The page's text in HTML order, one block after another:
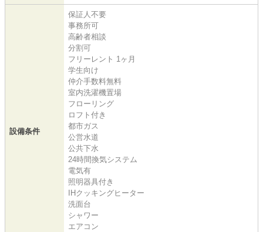
設備条件
保証人不要
事務所可
高齢者相談
分割可
フリーレント 1ヶ月
学生向け
仲介手数料無料
室内洗濯機置場
フローリング
ロフト付き
都市ガス
公営水道
公共下水
24時間換気システム
電気有
照明器具付き
IHクッキングヒーター
洗面台
シャワー
エアコン